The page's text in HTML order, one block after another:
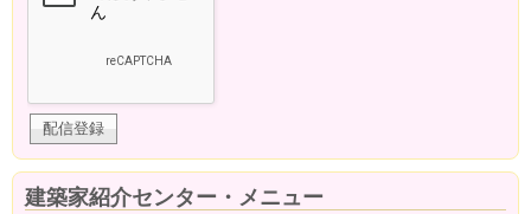
建築家紹介センター・メニュー